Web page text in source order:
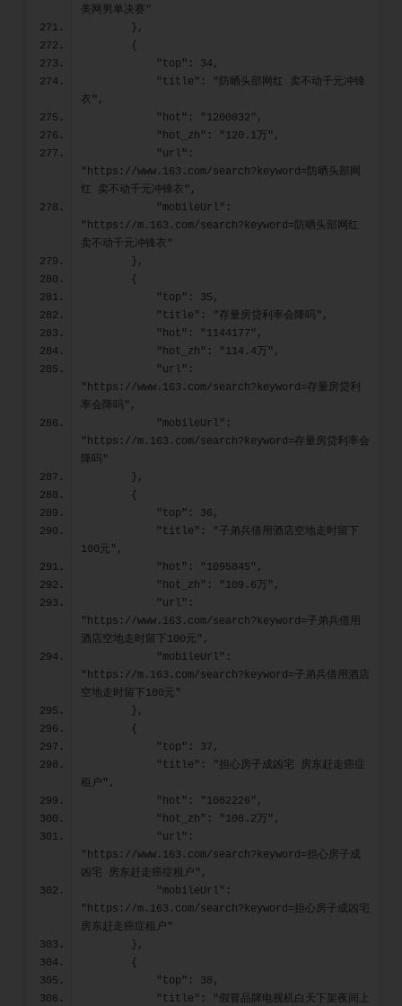
美网男单决赛"
        },
        {
            "top": 34,
衣",
            "hot": "1200832",
            "hot_zh": "120.1万",
"https://www.163.com/search?keyword=防晒头部网
红 卖不动千元冲锋衣",
"https://m.163.com/search?keyword=防晒头部网红
卖不动千元冲锋衣"
        },
        {
            "top": 35,
            "title": "存量房贷利率会降吗",
            "hot": "1144177",
            "hot_zh": "114.4万",
"https://www.163.com/search?keyword=存量房贷利
率会降吗",
"https://m.163.com/search?keyword=存量房贷利率会
降吗"
        },
        {
            "top": 36,
100元",
            "hot": "1095845",
            "hot_zh": "109.6万",
"https://www.163.com/search?keyword=子弟兵借用
酒店空地走时留下100元",
"https://m.163.com/search?keyword=子弟兵借用酒店
空地走时留下100元"
        },
        {
            "top": 37,
租户",
            "hot": "1082226",
            "hot_zh": "108.2万",
"https://www.163.com/search?keyword=担心房子成
凶宅 房东赶走癌症租户",
"https://m.163.com/search?keyword=担心房子成凶宅
房东赶走癌症租户"
        },
        {
            "top": 38,